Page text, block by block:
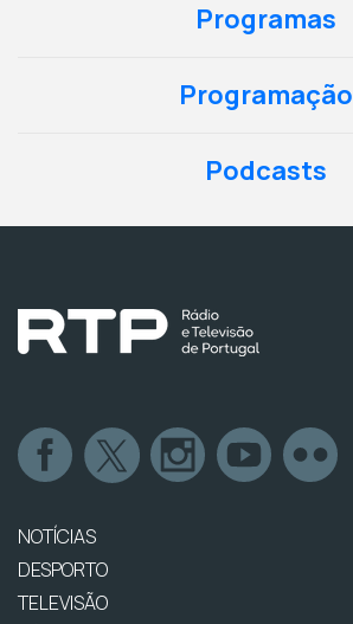
Programas
Programação
Podcasts
NOTÍCIAS
DESPORTO
TELEVISÃO